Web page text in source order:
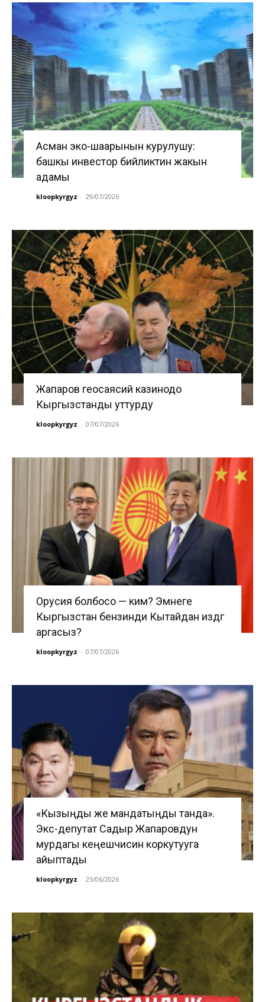
Асман эко-шаарынын курулушу:
башкы инвестор бийликтин жакын
адамы
kloopkyrgyz - 29/07/2026
Жапаров геосаясий казинодо
Кыргызстанды уттурду
kloopkyrgyz - 07/07/2026
Орусия болбосо — ким? Эмнеге
Кыргызстан бензинди Кытайдан издөөгө
аргасыз?
kloopkyrgyz - 07/07/2026
«Кызыңды же мандатыңды танда».
Экс-депутат Садыр Жапаровдун
мурдагы кеңешчисин коркутууга
айыптады
kloopkyrgyz - 25/06/2026